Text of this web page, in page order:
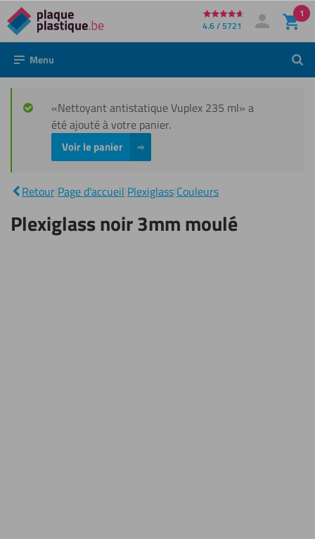
Directement
au
contenu
4.6 / 5721 Mon compte
Se connecter
1
Menu
«Nettoyant antistatique Vuplex 235 ml» a
été ajouté à votre panier.
Voir le panier
Retour Page d'accueil Plexiglass Couleurs
noir 3mm
moulé
Plexiglass noir 3mm moulé